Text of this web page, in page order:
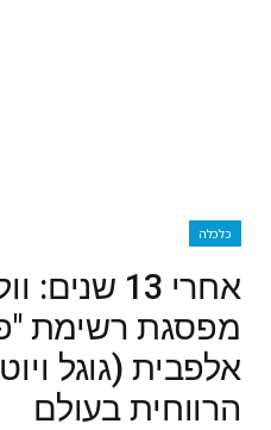
כלכלה
אחרי 13
אלפבית (גוגל
הרווחית בעולם